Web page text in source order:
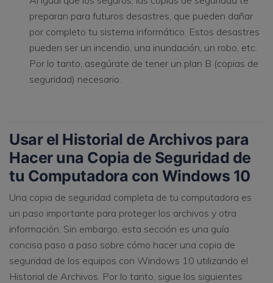
preparan para futuros desastres, que pueden dañar
por completo tu sistema informático. Estos desastres
pueden ser un incendio, una inundación, un robo, etc.
Por lo tanto, asegúrate de tener un plan B (copias de
seguridad) necesario.
Usar el Historial de Archivos para
Hacer una Copia de Seguridad de
tu Computadora con Windows 10
Una copia de seguridad completa de tu computadora es
un paso importante para proteger los archivos y otra
información. Sin embargo, esta sección es una guía
concisa paso a paso sobre cómo hacer una copia de
seguridad de los equipos con Windows 10 utilizando el
Historial de Archivos. Por lo tanto, sigue los siguientes